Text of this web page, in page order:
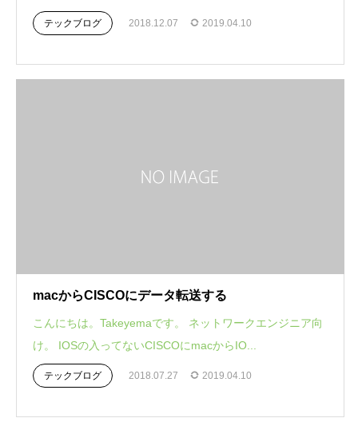
テックブログ 2018.12.07 2019.04.10
macからCISCOにデータ転送する
こんにちは。Takeyemaです。 ネットワークエンジニア向
け。 IOSの入ってないCISCOにmacからIO...
テックブログ 2018.07.27 2019.04.10